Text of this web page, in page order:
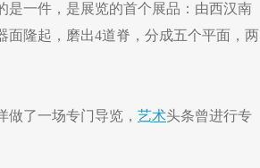
是一件，是展览的首个展品：由西汉南
面隆起，磨出4道脊，分成五个平面，两
了一场专门导览， 艺术头条曾进行专